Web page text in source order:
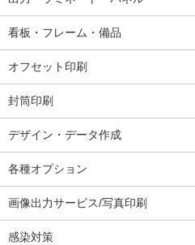
看板・フレーム・備品
オフセット印刷
封筒印刷
デザイン・データ作成
各種オプション
画像出力サービス/写真印刷
感染対策